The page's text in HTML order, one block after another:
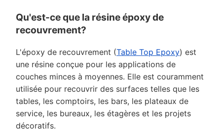
Qu'est-ce que la résine époxy de
recouvrement?
L'époxy de recouvrement (Table Top Epoxy) est
une résine conçue pour les applications de
couches minces à moyennes. Elle est couramment
utilisée pour recouvrir des surfaces telles que les
tables, les comptoirs, les bars, les plateaux de
service, les bureaux, les étagères et les projets
décoratifs.